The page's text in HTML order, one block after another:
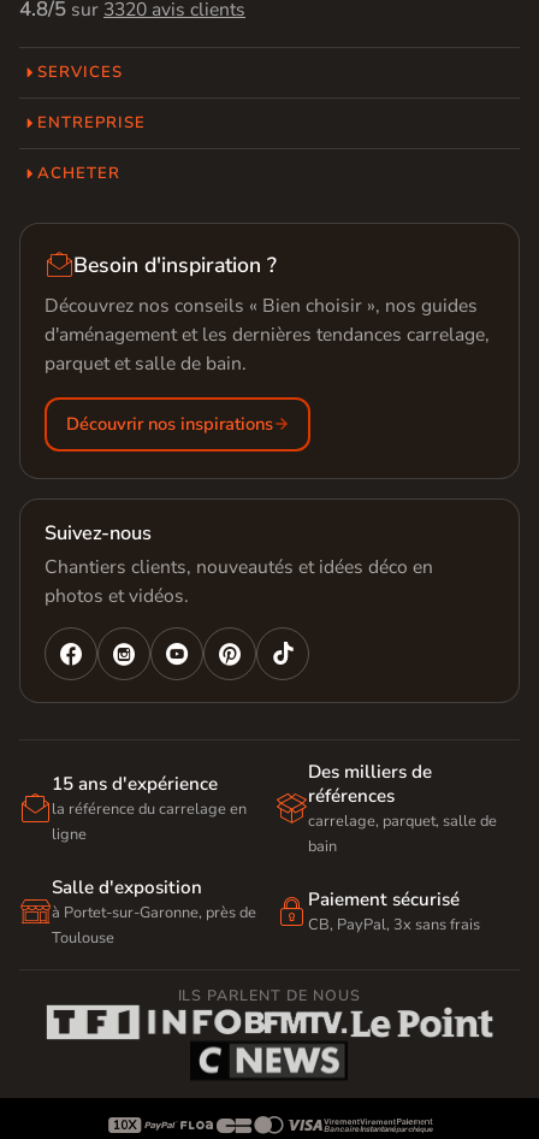
4.8/5 sur 3320 avis clients
SERVICES
ENTREPRISE
ACHETER
Besoin d'inspiration ?
Découvrez nos conseils « Bien choisir », nos guides
d'aménagement et les dernières tendances carrelage,
parquet et salle de bain.
Découvrir nos inspirations
Suivez-nous
Chantiers clients, nouveautés et idées déco en
photos et vidéos.
   

15 ans d'expérience
la référence du carrelage en
ligne

Des milliers de
références
carrelage, parquet, salle de
bain

Salle d'exposition
à Portet-sur-Garonne, près de
Toulouse
 Paiement sécurisé
CB, PayPal, 3x sans frais
ILS PARLENT DE NOUS
